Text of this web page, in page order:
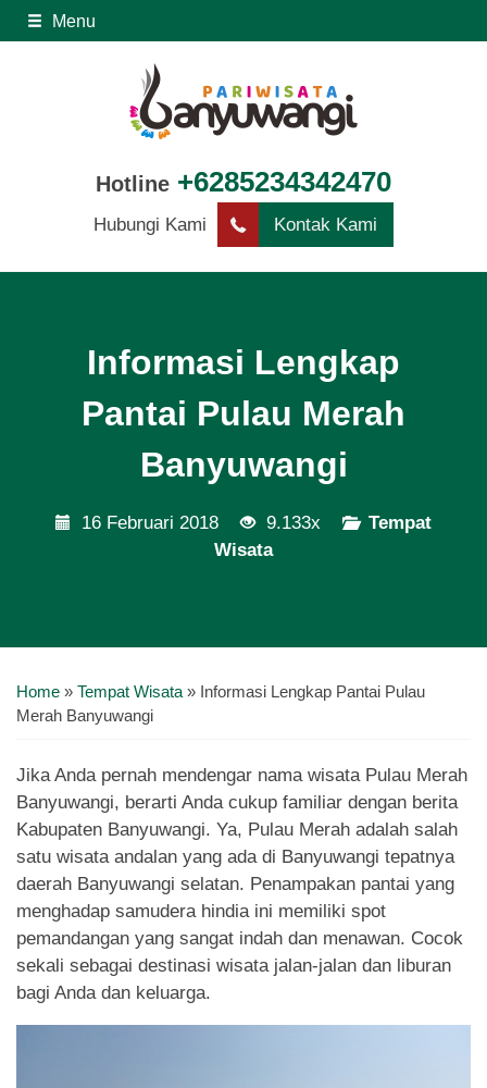
Menu
Hotline +6285234342470
Hubungi Kami Kontak Kami
Informasi Lengkap
Pantai Pulau Merah
Banyuwangi
16 Februari 2018 9.133x
Tempat
Wisata
Home » Tempat Wisata » Informasi Lengkap Pantai Pulau
Merah Banyuwangi
Jika Anda pernah mendengar nama wisata Pulau Merah
Banyuwangi, berarti Anda cukup familiar dengan berita
Kabupaten Banyuwangi. Ya, Pulau Merah adalah salah
satu wisata andalan yang ada di Banyuwangi tepatnya
daerah Banyuwangi selatan. Penampakan pantai yang
menghadap samudera hindia ini memiliki spot
pemandangan yang sangat indah dan menawan. Cocok
sekali sebagai destinasi wisata jalan-jalan dan liburan
bagi Anda dan keluarga.